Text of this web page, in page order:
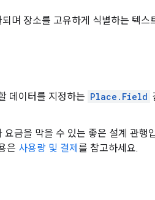
며 장소를 고유하게 식별하는 텍스
데이터를 지정하는 Place.Field
금을 막을 수 있는 좋은 설계 관행
은 사용량 및 결제 를 참고하세요.